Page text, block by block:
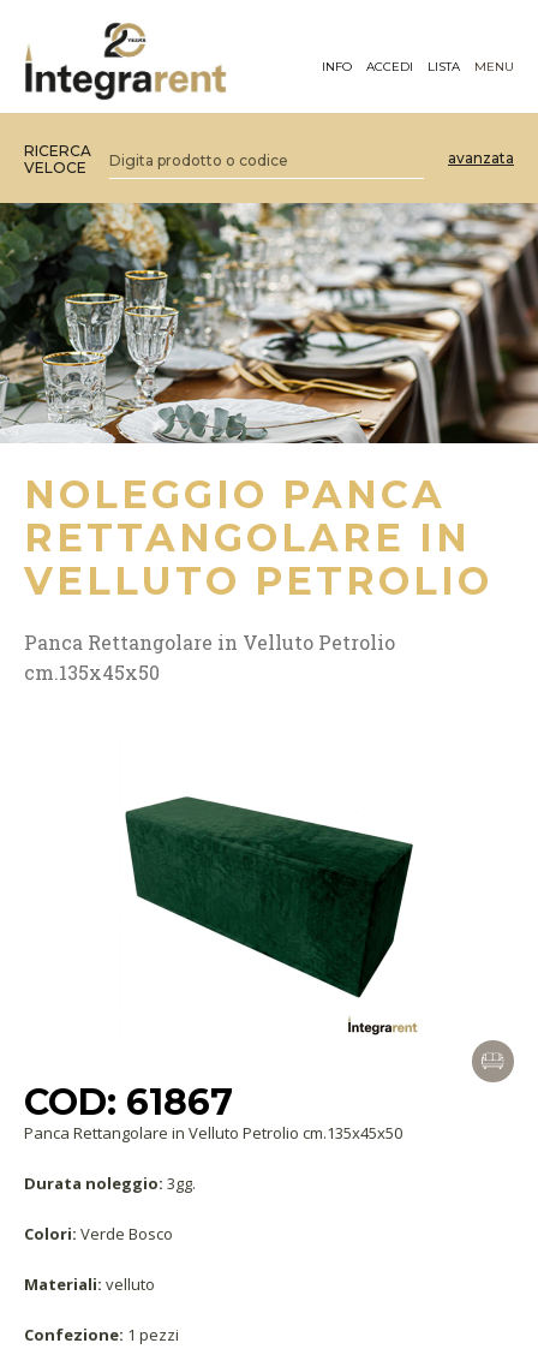
INFO ACCEDI LISTA MENU
RICERCA
VELOCE
avanzata
NOLEGGIO PANCA
RETTANGOLARE IN
VELLUTO PETROLIO
Panca Rettangolare in Velluto Petrolio
cm.135x45x50
COD: 61867
Panca Rettangolare in Velluto Petrolio cm.135x45x50
Durata noleggio: 3gg.
Colori: Verde Bosco
Materiali: velluto
Confezione: 1 pezzi